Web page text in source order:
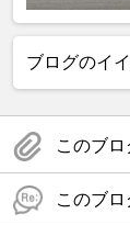
ブログのイ
このブ
このブ